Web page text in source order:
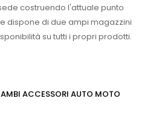
costruendo l'attuale punto
dispone di due ampi magazzini
su tutti i propri prodotti.
ACCESSORI AUTO MOTO